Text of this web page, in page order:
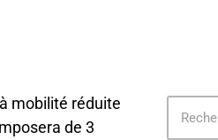
mobilité réduite
de 3